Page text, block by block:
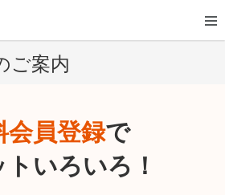
ご案内
会員登録で
いろいろ！